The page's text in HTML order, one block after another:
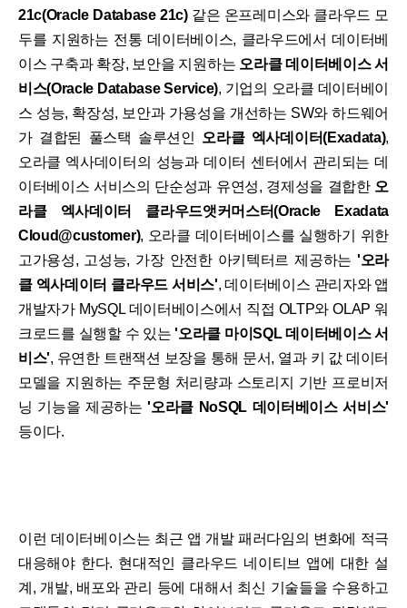
21c(Oracle Database 21c)같은 온프레미스와 클라우드 모
두를 지원하는 전통 데이터베이스, 클라우드에서 데이터베
이스 구축과 확장, 보안을 지원하는 오라클 데이터베이스 서
비스(Oracle Database Service), 기업의 오라클 데이터베이
스 성능, 확장성, 보안과 가용성을 개선하는 SW와 하드웨어
가 결합된 풀스택 솔루션인 오라클 엑사데이터(Exadata),
오라클 엑사데이터의 성능과 데이터 센터에서 관리되는 데
이터베이스 서비스의 단순성과 유연성, 경제성을 결합한 오
라클 엑사데이터 클라우드앳커머스터(Oracle Exadata
Cloud@customer), 오라클 데이터베이스를 실행하기 위한
고가용성, 고성능, 가장 안전한 아키텍터르 제공하는 '오라
클 엑사데이터 클라우드 서비스', 데이터베이스 관리자와 앱
개발자가 MySQL 데이터베이스에서 직접 OLTP와 OLAP 워
크로드를 실행할 수 있는'오라클 마이SQL 데이터베이스 서
비스', 유연한 트랜잭션 보장을 통해 문서, 열과 키 값 데이터
모델을 지원하는 주문형 처리량과 스토리지 기반 프로비저
닝 기능을 제공하는'오라클 NoSQL 데이터베이스 서비스'
등이다.
이런 데이터베이스는 최근 앱 개발 패러다임의 변화에 적극
대응해야 한다. 현대적인 클라우드 네이티브 앱에 대한 설
계, 개발, 배포와 관리 등에 대해서 최신 기술들을 수용하고